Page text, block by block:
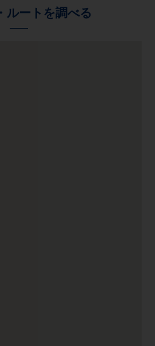
ルートを調べる